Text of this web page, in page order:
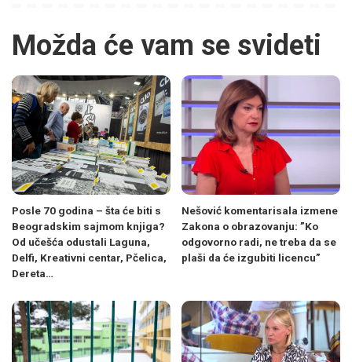
Možda će vam se svideti
Posle 70 godina – šta će biti s
Beogradskim sajmom knjiga?
Od učešća odustali Laguna,
Delfi, Kreativni centar, Pčelica,
Dereta…
Nešović komentarisala izmene
Zakona o obrazovanju: ”Ko
odgovorno radi, ne treba da se
plaši da će izgubiti licencu”